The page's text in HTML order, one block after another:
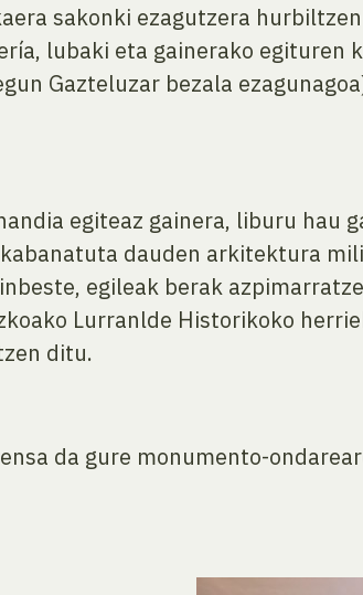
sakonki ezagutzera
lubaki eta gainerako egituren
Gazteluzar bezala
egiteaz gainera, liburu hau
dauden arkitektura
egileak berak
Lurranlde Historikoko
ditu.
da gure monumento-